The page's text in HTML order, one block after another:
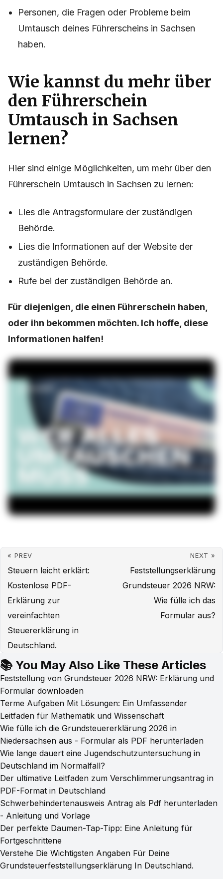
Personen, die Fragen oder Probleme beim
Umtausch deines Führerscheins in Sachsen
haben.
Wie kannst du mehr über
den Führerschein
Umtausch in Sachsen
lernen?
Hier sind einige Möglichkeiten, um mehr über den
Führerschein Umtausch in Sachsen zu lernen:
Lies die Antragsformulare der zuständigen
Behörde.
Lies die Informationen auf der Website der
zuständigen Behörde.
Rufe bei der zuständigen Behörde an.
Für diejenigen, die einen Führerschein haben,
oder ihn bekommen möchten. Ich hoffe, diese
Informationen halfen!
« PREV
Steuern leicht erklärt:
Kostenlose PDF-
Erklärung zur
vereinfachten
Steuererklärung in
Deutschland.
NEXT »
Feststellungserklärung
Grundsteuer 2026 NRW:
Wie fülle ich das
Formular aus?
📚 You May Also Like These Articles
Feststellung von Grundsteuer 2026 NRW: Erklärung und
Formular downloaden
Terme Aufgaben Mit Lösungen: Ein Umfassender
Leitfaden für Mathematik und Wissenschaft
Wie fülle ich die Grundsteuererklärung 2026 in
Niedersachsen aus - Formular als PDF herunterladen
Wie lange dauert eine Jugendschutzuntersuchung in
Deutschland im Normalfall?
Der ultimative Leitfaden zum Verschlimmerungsantrag in
PDF-Format in Deutschland
Schwerbehindertenausweis Antrag als Pdf herunterladen
- Anleitung und Vorlage
Der perfekte Daumen-Tap-Tipp: Eine Anleitung für
Fortgeschrittene
Verstehe Die Wichtigsten Angaben Für Deine
Grundsteuerfeststellungserklärung In Deutschland.